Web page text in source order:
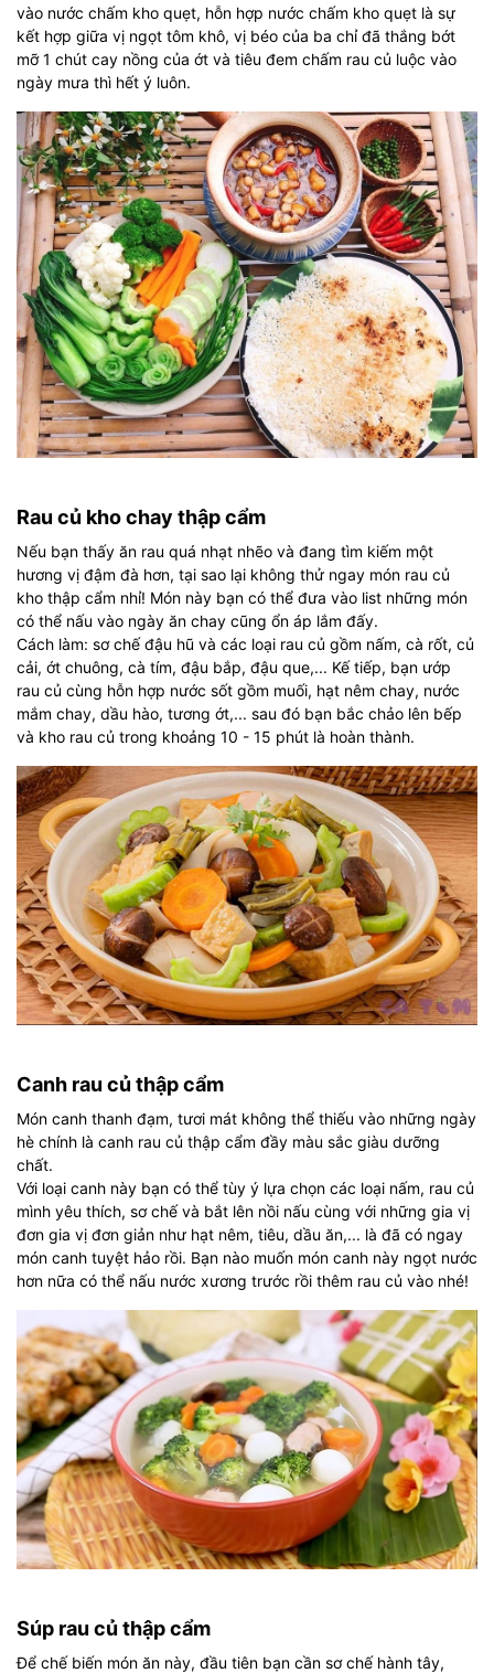
vào nước chấm kho quẹt, hỗn hợp nước chấm kho quẹt là sự
kết hợp giữa vị ngọt tôm khô, vị béo của ba chỉ đã thắng bớt
mỡ 1 chút cay nồng của ớt và tiêu đem chấm rau củ luộc vào
ngày mưa thì hết ý luôn.
Rau củ kho chay thập cẩm
Nếu bạn thấy ăn rau quá nhạt nhẽo và đang tìm kiếm một
hương vị đậm đà hơn, tại sao lại không thử ngay món rau củ
kho thập cẩm nhỉ! Món này bạn có thể đưa vào list những món
có thể nấu vào ngày ăn chay cũng ổn áp lắm đấy.
Cách làm: sơ chế đậu hũ và các loại rau củ gồm nấm, cà rốt, củ
cải, ớt chuông, cà tím, đậu bắp, đậu que,... Kế tiếp, bạn ướp
rau củ cùng hỗn hợp nước sốt gồm muối, hạt nêm chay, nước
mắm chay, dầu hào, tương ớt,... sau đó bạn bắc chảo lên bếp
và kho rau củ trong khoảng 10 - 15 phút là hoàn thành.
Canh rau củ thập cẩm
Món canh thanh đạm, tươi mát không thể thiếu vào những ngày
hè chính là canh rau củ thập cẩm đầy màu sắc giàu dưỡng
chất.
Với loại canh này bạn có thể tùy ý lựa chọn các loại nấm, rau củ
mình yêu thích, sơ chế và bắt lên nồi nấu cùng với những gia vị
đơn gia vị đơn giản như hạt nêm, tiêu, dầu ăn,... là đã có ngay
món canh tuyệt hảo rồi. Bạn nào muốn món canh này ngọt nước
hơn nữa có thể nấu nước xương trước rồi thêm rau củ vào nhé!
Súp rau củ thập cẩm
Để chế biến món ăn này, đầu tiên bạn cần sơ chế hành tây,